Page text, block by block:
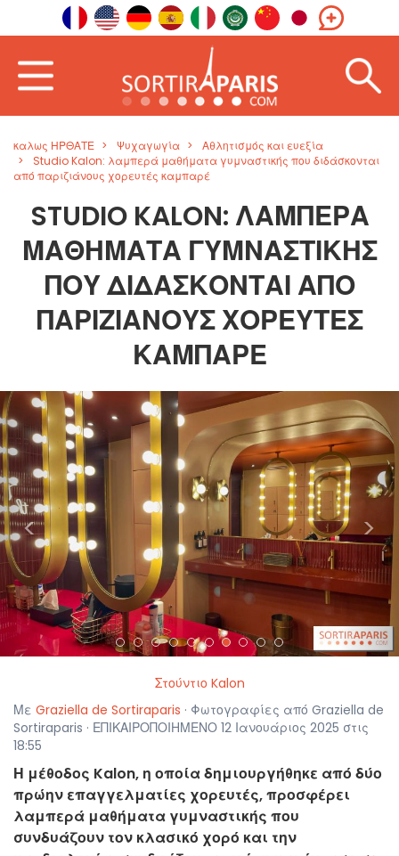
καλως ΗΡΘΑΤΕ Ψυχαγωγία
Αθλητισμός και ευεξία
Studio Kalon: λαμπερά μαθήματα γυμναστικής που διδάσκονται
από παριζιάνους χορευτές καμπαρέ
STUDIO KALON: ΛΑΜΠΕΡΆ
ΜΑΘΉΜΑΤΑ ΓΥΜΝΑΣΤΙΚΉΣ
ΠΟΥ ΔΙΔΆΣΚΟΝΤΑΙ ΑΠΌ
ΠΑΡΙΖΙΆΝΟΥΣ ΧΟΡΕΥΤΈΣ
ΚΑΜΠΑΡΈ
< >
Στούντιο Kalon
Με Graziella de Sortiraparis · Φωτογραφίες από Graziella de
Sortiraparis · ΕΠΙΚΑΙΡΟΠΟΙΗΜΕΝΟ 12 Ιανουάριος 2025 στις
18:55
Η μέθοδος Kalon, η οποία δημιουργήθηκε από δύο
πρώην επαγγελματίες χορευτές, προσφέρει
λαμπερά μαθήματα γυμναστικής που
συνδυάζουν τον κλασικό χορό και την